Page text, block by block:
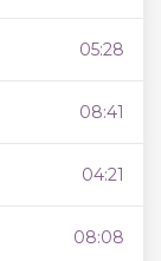
05:28
08:41
04:21
08:08